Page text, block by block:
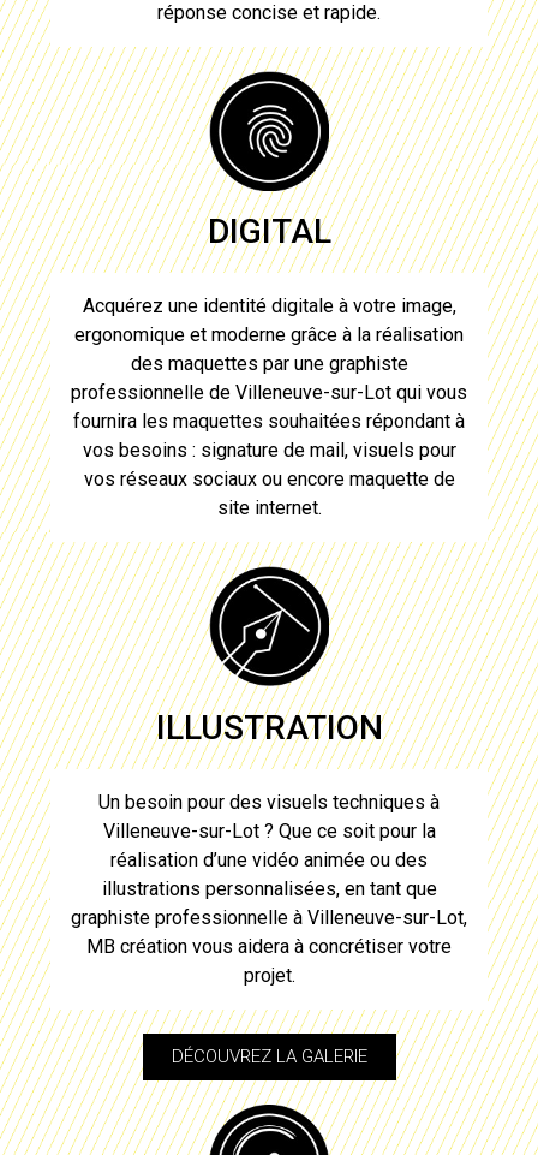
réponse concise et rapide.
DIGITAL
Acquérez une identité digitale à votre image,
ergonomique et moderne grâce à la réalisation
des maquettes par une graphiste
professionnelle de Villeneuve-sur-Lot qui vous
fournira les maquettes souhaitées répondant à
vos besoins : signature de mail, visuels pour
vos réseaux sociaux ou encore maquette de
site internet.
ILLUSTRATION
Un besoin pour des visuels techniques à
Villeneuve-sur-Lot? Que ce soit pour la
réalisation d’une vidéo animée ou des
illustrations personnalisées, en tant que
graphiste professionnelle à Villeneuve-sur-Lot,
MB création vous aidera à concrétiser votre
projet.
DÉCOUVREZ LA GALERIE